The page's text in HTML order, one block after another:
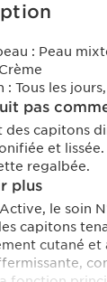
: Peau
Crème
: Tous les
pas
des capitons
et lissée.
regalbée.
plus
le soin
capitons
cutané